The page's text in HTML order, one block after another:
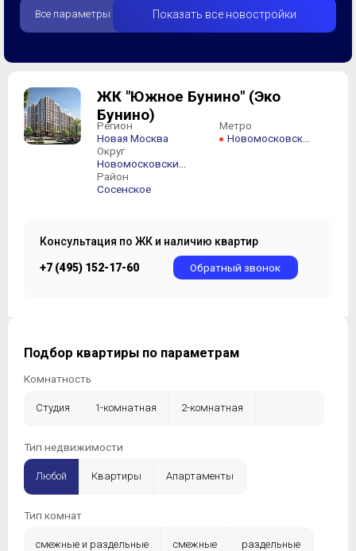
Все параметры Показать все новостройки
ЖК "Южное Бунино" (Эко
Бунино)
Регион
Новая Москва
Округ
Район
Сосенское
Метро
Новомосковская
Консультация по ЖК и наличию квартир
+7 (495) 152-17-60 Обратный звонок
Подбор квартиры по параметрам
Комнатность
Студия 1-комнатная 2-комнатная
3-комнатная
Тип недвижимости
Любой Квартиры Апартаменты
Тип комнат
смежные и раздельные смежные раздельные